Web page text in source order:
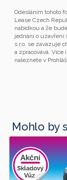
Odesláním tohoto
Lease Czech
nabídkou a že
jednání o uzavření
s.r.o. se zavazuje
a zpracovává. Více
naleznete v
Mohlo by